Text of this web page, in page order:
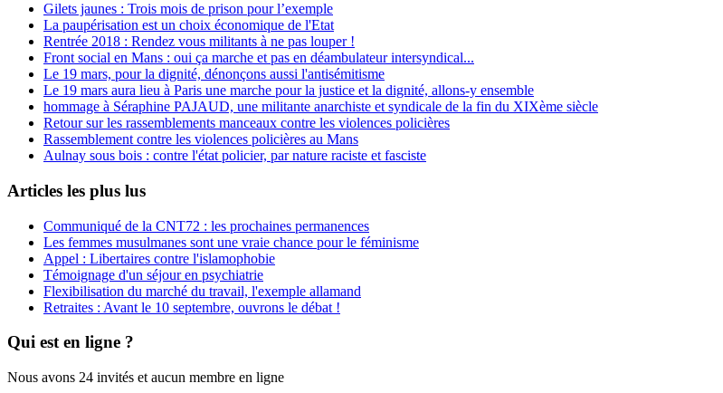
Gilets jaunes : Trois mois de prison pour l’exemple
La paupérisation est un choix économique de l'Etat
Rentrée 2018 : Rendez vous militants à ne pas louper !
Front social en Mans : oui ça marche et pas en déambulateur intersyndical...
Le 19 mars, pour la dignité, dénonçons aussi l'antisémitisme
Le 19 mars aura lieu à Paris une marche pour la justice et la dignité, allons-y ensemble
hommage à Séraphine PAJAUD, une militante anarchiste et syndicale de la fin du XIXème siècle
Retour sur les rassemblements manceaux contre les violences policières
Rassemblement contre les violences policières au Mans
Aulnay sous bois : contre l'état policier, par nature raciste et fasciste
Articles les plus lus
Communiqué de la CNT72 : les prochaines permanences
Les femmes musulmanes sont une vraie chance pour le féminisme
Appel : Libertaires contre l'islamophobie
Témoignage d'un séjour en psychiatrie
Flexibilisation du marché du travail, l'exemple allamand
Retraites : Avant le 10 septembre, ouvrons le débat !
Qui est en ligne ?
Nous avons 24 invités et aucun membre en ligne